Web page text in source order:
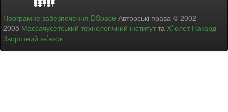
Програмне забезпечення DSpace Авторські права © 2002-
2005 Массачусетський технологічний інститут та Х’юлет Пакард -
Зворотний зв’язок